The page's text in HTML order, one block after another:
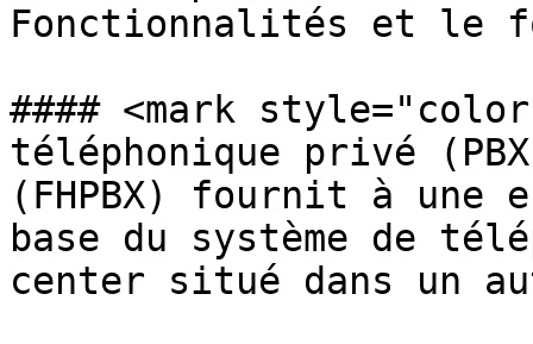
Fonctionnalités et le
#### <mark
téléphonique privé
(FHPBX) fournit à une
base du système de
center situé dans un